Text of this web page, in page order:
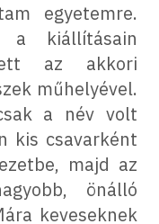
egyetemre.
a kiállításain
az akkori
műhelyével.
a név volt
kis csavarként
majd az
önálló
keveseknek